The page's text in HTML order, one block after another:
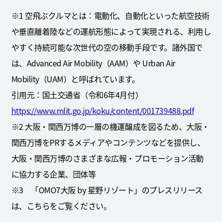
※1 空飛ぶクルマとは：電動化、自動化といった航空技術
や垂直離着陸などの運航形態によって実現される、利用し
やすく持続可能な次世代の空の移動手段です。諸外国で
は、Advanced Air Mobility（AAM）や Urban Air
Mobility（UAM）と呼ばれています。
引用元：国土交通省（令和6年4月付）
https://www.mlit.go.jp/koku/content/001739488.pdf
※2 大阪・関西万博の一層の機運醸成を図るため、大阪・
関西万博をPRするメディアやコンテンツなどを提供し、
大阪・関西万博のさまざまな広報・プロモーション活動
に協力する企業、団体等
※3 「OMO7大阪 by 星野リゾート」のプレスリリース
は、こちらをご覧ください。